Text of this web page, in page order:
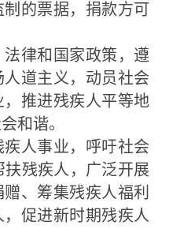
制的票据，捐款方可
律和国家政策，遵
道主义，动员社会
推进残疾人平等地
和谐。
人事业，呼吁社会
扶残疾人，广泛开展
、筹集残疾人福利
促进新时期残疾人